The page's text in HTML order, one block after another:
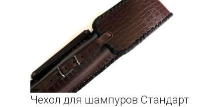
Чехол для шампуров Стандарт